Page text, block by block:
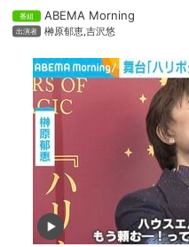
ABEMA Morning
榊原郁恵,吉沢悠